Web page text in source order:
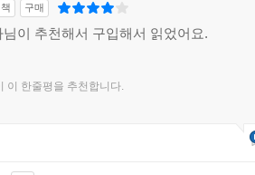
구매
님이 추천해서 구입해서 읽었어요.
이 한줄평을 추천합니다.